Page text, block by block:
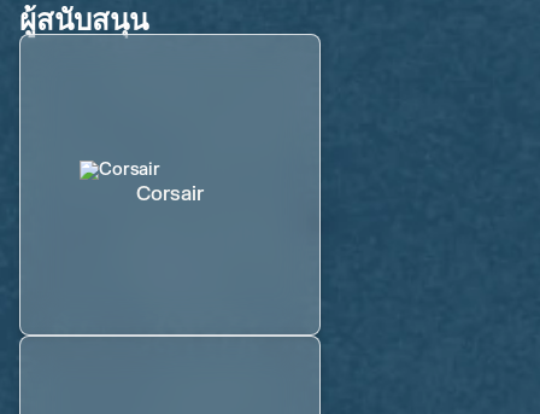
ผู้สนับสนุน
Corsair